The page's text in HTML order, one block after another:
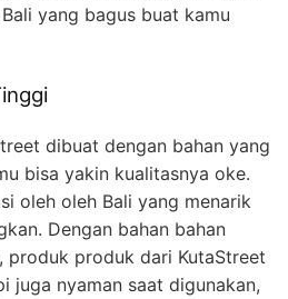
yang bagus buat kamu
dibuat dengan bahan yang
bisa yakin kualitasnya oke.
oleh oleh Bali yang menarik
Dengan bahan bahan
produk dari KutaStreet
juga nyaman saat digunakan,